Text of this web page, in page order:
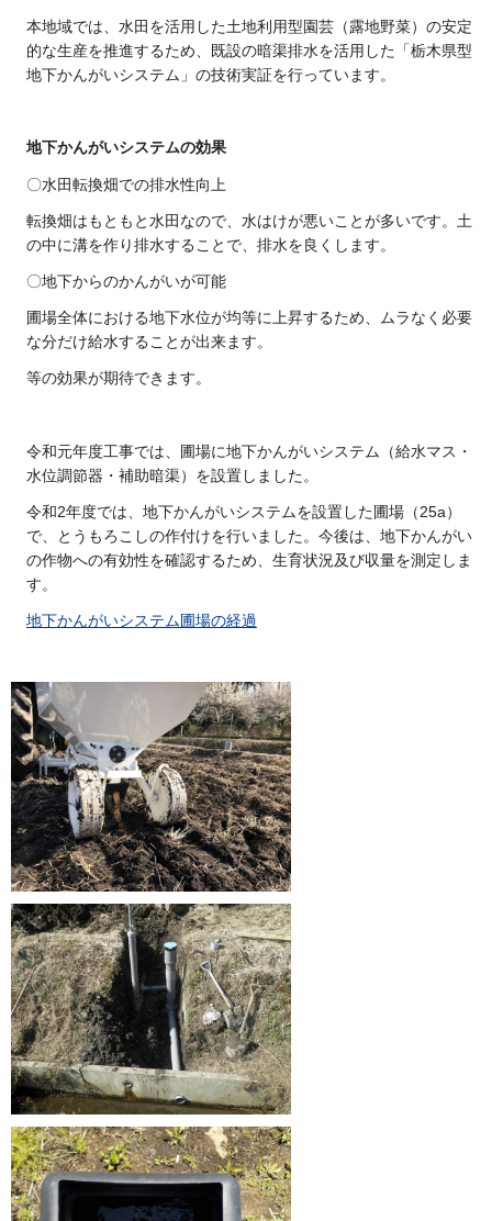
本地域では、水田を活用した土地利用型園芸（露地野菜）の安定
的な生産を推進するため、既設の暗渠排水を活用した「栃木県型
地下かんがいシステム」の技術実証を行っています。
地下かんがいシステムの効果
〇水田転換畑での排水性向上
転換畑はもともと水田なので、水はけが悪いことが多いです。土
の中に溝を作り排水することで、排水を良くします。
〇地下からのかんがいが可能
圃場全体における地下水位が均等に上昇するため、ムラなく必要
な分だけ給水することが出来ます。
等の効果が期待できます。
令和元年度工事では、圃場に地下かんがいシステム（給水マス・
水位調節器・補助暗渠）を設置しました。
令和2年度では、地下かんがいシステムを設置した圃場（25a）
で、とうもろこしの作付けを行いました。今後は、地下かんがい
の作物への有効性を確認するため、生育状況及び収量を測定しま
す。
地下かんがいシステム圃場の経過